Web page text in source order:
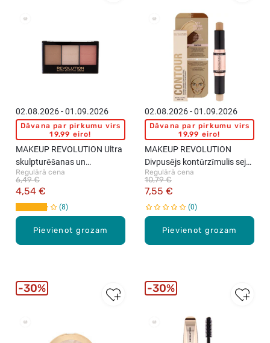
Pievienot grozam
02.08.2026 - 01.09.2026
Dāvana par pirkumu virs
19,99 eiro!
MAKEUP REVOLUTION Ultra
skulpturēšanas un
kontūrēšanas palete
Regulārā cena
4,54 €
6,49 €
8
Pievienot grozam
02.08.2026 - 01.09.2026
Dāvana par pirkumu virs
19,99 eiro!
MAKEUP REVOLUTION
Divpusējs kontūrzīmulis sejai,
Light, 4.3g
Regulārā cena
7,55 €
10,79 €
0
30% 30%